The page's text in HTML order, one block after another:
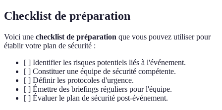
Checklist de préparation
Voici une checklist de préparation que vous pouvez utiliser pour
établir votre plan de sécurité :
[ ] Identifier les risques potentiels liés à l'événement.
[ ] Constituer une équipe de sécurité compétente.
[ ] Définir les protocoles d'urgence.
[ ] Émettre des briefings réguliers pour l'équipe.
[ ] Évaluer le plan de sécurité post-événement.